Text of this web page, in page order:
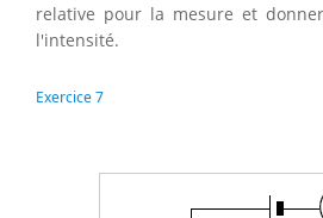
relative pour la mesure et
l'intensité.
Exercice 7